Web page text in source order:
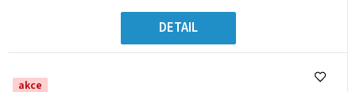
DETAIL
akce